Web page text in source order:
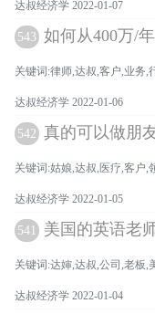
达叔经济学 2022-01-07
543 如何从400万/
关键词:律师,达叔,客户,业务,
达叔经济学 2022-01-06
542 真的可以做朋
关键词:姑娘,达叔,医疗,客户,
达叔经济学 2022-01-05
541 美国的英语老
关键词:达婶,达叔,公司,老板,
达叔经济学 2022-01-04